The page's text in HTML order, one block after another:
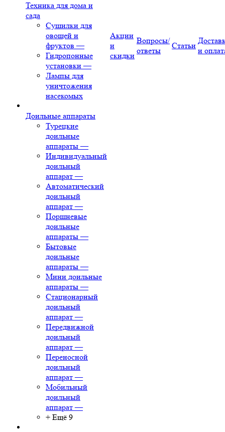
Техника для дома и
сада
Сушилки для
овощей и
фруктов —
Гидропонные
установки —
Лампы для
уничтожения
насекомых
Доильные аппараты
Турецкие
доильные
аппараты —
Индивидуальный
доильный
аппарат —
Автоматический
доильный
аппарат —
Поршневые
доильные
аппараты —
Бытовые
доильные
аппараты —
Мини доильные
аппараты —
Стационарный
доильный
аппарат —
Передвижной
доильный
аппарат —
Переносной
доильный
аппарат —
Мобильный
доильный
аппарат —
+ Ещё 9
Акции
и
скидки
Вопросы/
ответы
Статьи
и